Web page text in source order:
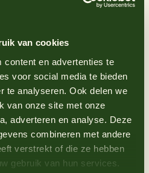
van cookies
content en advertenties te
voor social media te bieden
te analyseren. Ook delen we
van onze site met onze
adverteren en analyse. Deze
combineren met andere
verstrekt of die ze hebben
gebruik van hun services.
Vakidioten.
Onze producten zijn gemaakt
in een werkplek waar
achtergrond, geslacht,
met ongeveer 65 collega’s in
met passie en trots aan de
klanten.Meer over